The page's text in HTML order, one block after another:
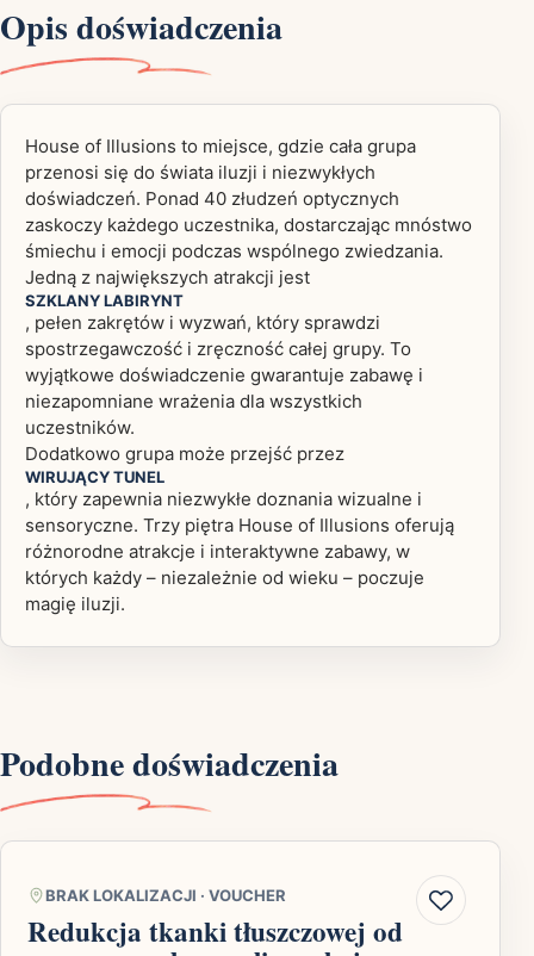
Opis doświadczenia
House of Illusions to miejsce, gdzie cała grupa
przenosi się do świata iluzji i niezwykłych
doświadczeń. Ponad 40 złudzeń optycznych
zaskoczy każdego uczestnika, dostarczając mnóstwo
śmiechu i emocji podczas wspólnego zwiedzania.
Jedną z największych atrakcji jest
SZKLANY LABIRYNT
, pełen zakrętów i wyzwań, który sprawdzi
spostrzegawczość i zręczność całej grupy. To
wyjątkowe doświadczenie gwarantuje zabawę i
niezapomniane wrażenia dla wszystkich
uczestników.
Dodatkowo grupa może przejść przez
WIRUJĄCY TUNEL
, który zapewnia niezwykłe doznania wizualne i
sensoryczne. Trzy piętra House of Illusions oferują
różnorodne atrakcje i interaktywne zabawy, w
których każdy – niezależnie od wieku – poczuje
magię iluzji.
Podobne doświadczenia
BRAK LOKALIZACJI · VOUCHER
Redukcja tkanki tłuszczowej od